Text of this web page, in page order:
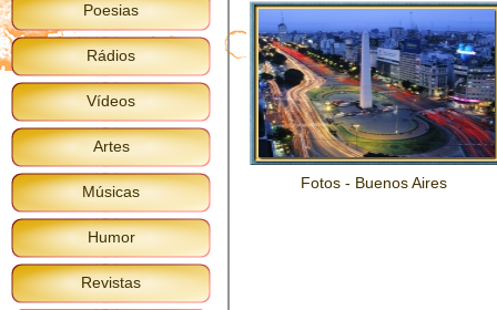
Poesias
Rádios
Vídeos
Artes
Músicas
Humor
Revistas
Fotos - Buenos Aires